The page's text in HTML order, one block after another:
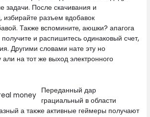
задачи. После скачивания и
избирайте разъем вдобавок
Также вспомините, аюшки? апагога
получите и распишитесь одинаковый счет,
Другими словами нате эту но
али на тот же выход электронного
Переданный дар
грациальный в области
а также активные геймеры получают